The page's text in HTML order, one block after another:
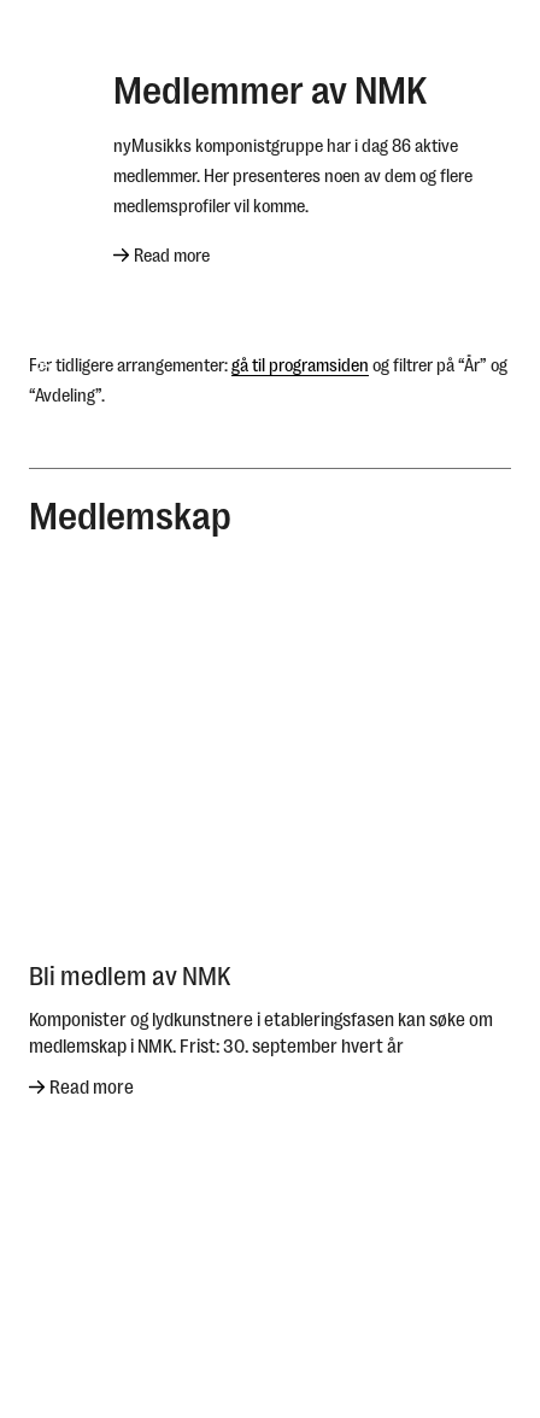
nyMusikk
What are you looking for?
Medlemmer av NMK
nyMusikks komponistgruppe har i dag 86 aktive
medlemmer. Her presenteres noen av dem og flere
medlemsprofiler vil komme.
Read more
For tidligere arrangementer:gå til programsiden og filtrer på “År” og
“Avdeling”.
Medlemskap
Bli medlem av NMK
Komponister og lydkunstnere i etableringsfasen kan søke om
medlemskap i NMK. Frist: 30. september hvert år
Read more